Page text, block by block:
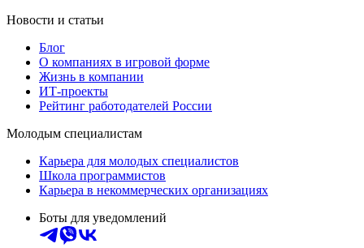
Новости и статьи
Блог
О компаниях в игровой форме
Жизнь в компании
ИТ-проекты
Рейтинг работодателей России
Молодым специалистам
Карьера для молодых специалистов
Школа программистов
Карьера в некоммерческих организациях
Боты для уведомлений